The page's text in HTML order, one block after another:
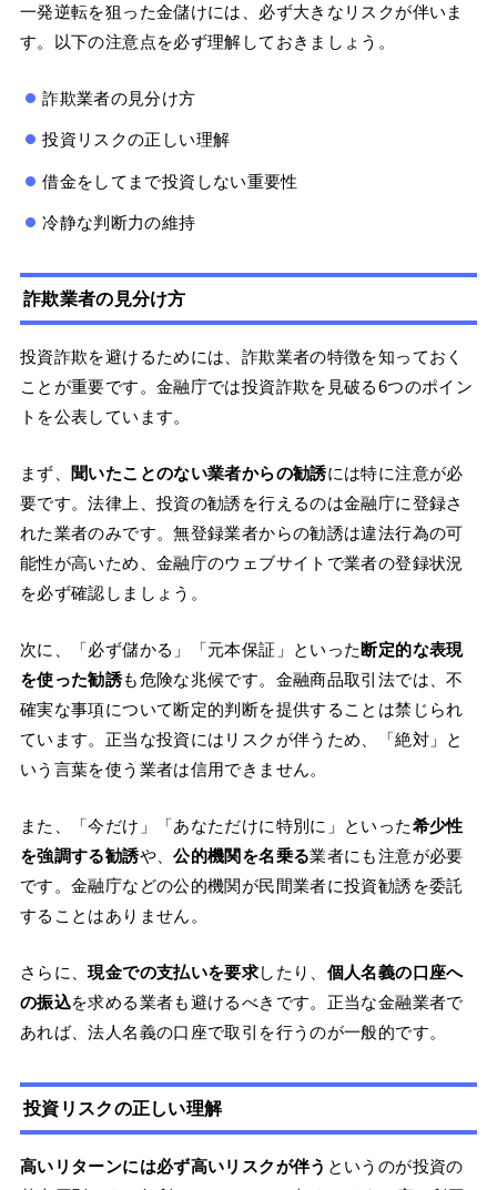
一発逆転を狙った金儲けには、必ず大きなリスクが伴いま
す。以下の注意点を必ず理解しておきましょう。
詐欺業者の見分け方
投資リスクの正しい理解
借金をしてまで投資しない重要性
冷静な判断力の維持
詐欺業者の見分け方
投資詐欺を避けるためには、詐欺業者の特徴を知っておく
ことが重要です。金融庁では投資詐欺を見破る6つのポイン
トを公表しています。
まず、 聞いたことのない業者からの勧誘には特に注意が必
要です。法律上、投資の勧誘を行えるのは金融庁に登録さ
れた業者のみです。無登録業者からの勧誘は違法行為の可
能性が高いため、金融庁のウェブサイトで業者の登録状況
を必ず確認しましょう。
次に、「必ず儲かる」「元本保証」といった 断定的な表現
を使った勧誘も危険な兆候です。金融商品取引法では、不
確実な事項について断定的判断を提供することは禁じられ
ています。正当な投資にはリスクが伴うため、「絶対」と
いう言葉を使う業者は信用できません。
また、「今だけ」「あなただけに特別に」といった希少性
を強調する勧誘や、公的機関を名乗る業者にも注意が必要
です。金融庁などの公的機関が民間業者に投資勧誘を委託
することはありません。
さらに、現金での支払いを要求したり、 個人名義の口座へ
の振込を求める業者も避けるべきです。正当な金融業者で
あれば、法人名義の口座で取引を行うのが一般的です。
投資リスクの正しい理解
高いリターンには必ず高いリスクが伴う というのが投資の